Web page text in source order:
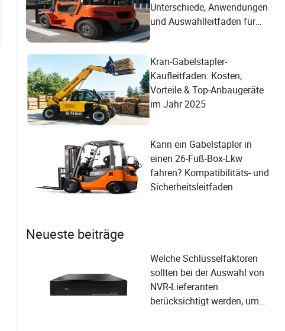
Unterschiede, Anwendungen
und Auswahlleitfaden für
Kran-Gabelstapler-
Kaufleitfaden: Kosten,
Vorteile & Top-Anbaugeräte
im Jahr 2025
Kann ein Gabelstapler in
einen 26-Fuß-Box-Lkw
fahren? Kompatibilitäts- und
Sicherheitsleitfaden
Neueste beiträge
Welche Schlüsselfaktoren
sollten bei der Auswahl von
NVR-Lieferanten
berücksichtigt werden, um